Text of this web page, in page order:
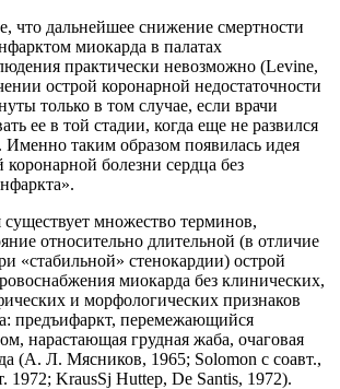
что дальнейшее снижение смертности
миокарда в палатах
практически невозможно (Levine,
острой коронарной недостаточности
только в том случае, если врачи
ее в той стадии, когда еще не развился
таким образом появилась идея
болезни сердца без
множество терминов,
относительно длительной (в отличие
«стабильной» стенокардии) острой
миокарда без клинических,
и морфологических признаков
предъифаркт, перемежающийся
нарастающая грудная жаба, очаговая
(А. Л. Мясников, 1965; Solomon с соавт.,
1972; KrausSj Huttep, De Santis, 1972).